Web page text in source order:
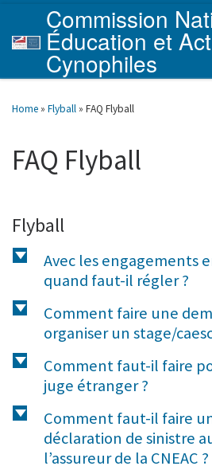
Skip to content
Commission
Éducation et
Cynophiles
Home » Flyball » FAQ Flyball
FAQ Flyball
Flyball
d
Avec les engagements
quand faut-il régler ?
d
Comment faire une
organiser un stage/
d
Comment faut-il faire
juge étranger ?
d
Comment faut-il faire
déclaration de sinistre
l’assureur de la CNEAC ?